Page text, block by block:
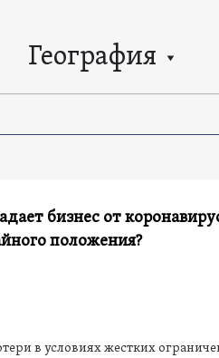
География
бизнес от
положения?
в условиях жестких